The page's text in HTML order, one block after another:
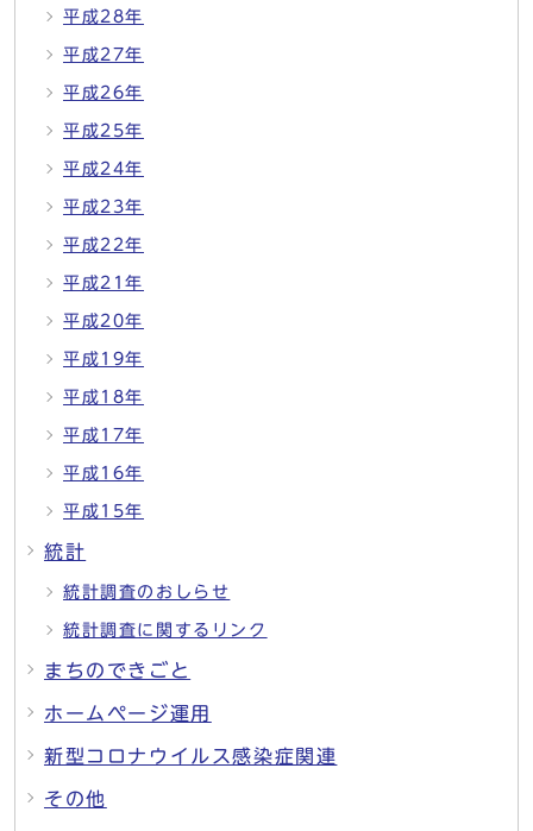
平成28年
平成27年
平成26年
平成25年
平成24年
平成23年
平成22年
平成21年
平成20年
平成19年
平成18年
平成17年
平成16年
平成15年
統計
統計調査のおしらせ
統計調査に関するリンク
まちのできごと
ホームページ運用
新型コロナウイルス感染症関連
その他